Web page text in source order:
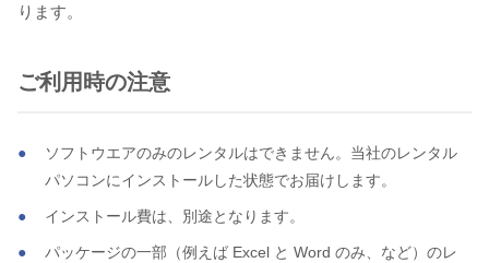
ります。
ご利用時の注意
ソフトウエアのみのレンタルはできません。当社のレンタル
パソコンにインストールした状態でお届けします。
インストール費は、別途となります。
パッケージの一部（例えば Excel と Word のみ、など）のレ